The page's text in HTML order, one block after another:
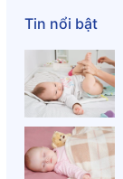
Tin nổi bật